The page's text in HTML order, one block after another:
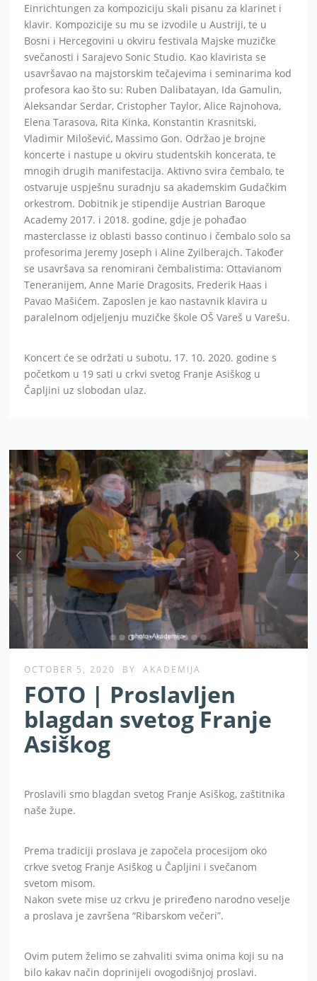
Einrichtungen za kompoziciju skali pisanu za klarinet i
klavir. Kompozicije su mu se izvodile u Austriji, te u
Bosni i Hercegovini u okviru festivala Majske muzičke
svečanosti i Sarajevo Sonic Studio. Kao klavirista se
usavršavao na majstorskim tečajevima i seminarima kod
profesora kao što su: Ruben Dalibatayan, Ida Gamulin,
Aleksandar Serdar, Cristopher Taylor, Alice Rajnohova,
Elena Tarasova, Rita Kinka, Konstantin Krasnitski,
Vladimir Milošević, Massimo Gon. Održao je brojne
koncerte i nastupe u okviru studentskih koncerata, te
mnogih drugih manifestacija. Aktivno svira čembalo, te
ostvaruje uspješnu suradnju sa akademskim Gudačkim
orkestrom. Dobitnik je stipendije Austrian Baroque
Academy 2017. i 2018. godine, gdje je pohađao
masterclasse iz oblasti basso continuo i čembalo solo sa
profesorima Jeremy Joseph i Aline Zyilberajch. Također
se usavršava sa renomirani čembalistima: Ottavianom
Teneranijem, Anne Marie Dragosits, Frederik Haas i
Pavao Mašićem. Zaposlen je kao nastavnik klavira u
paralelnom odjeljenju muzičke škole OŠ Vareš u Varešu.
Koncert će se održati u subotu, 17. 10. 2020. godine s
početkom u 19 sati u crkvi svetog Franje Asiškog u
Čapljini uz slobodan ulaz.
OCTOBER 5, 2020 BY AKADEMIJA
FOTO | Proslavljen
blagdan svetog Franje
Asiškog
Proslavili smo blagdan svetog Franje Asiškog, zaštitnika
naše župe.
Prema tradiciji proslava je započela procesijom oko
crkve svetog Franje Asiškog u Čapljini i svečanom
svetom misom.
Nakon svete mise uz crkvu je priređeno narodno veselje
a proslava je završena “Ribarskom večeri”.
Ovim putem želimo se zahvaliti svima onima koji su na
bilo kakav način doprinijeli ovogodišnjoj proslavi.